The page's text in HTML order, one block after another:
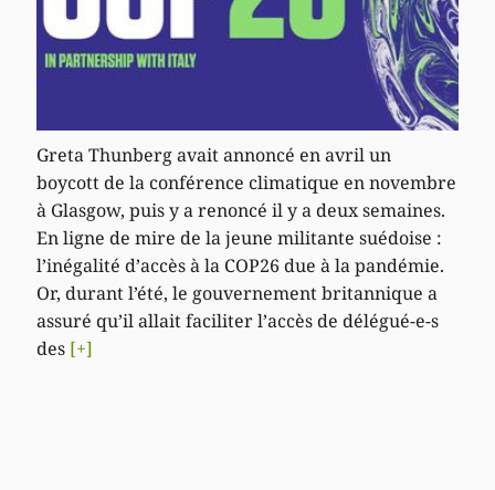
Greta Thunberg avait annoncé en avril un
boycott de la conférence climatique en novembre
à Glasgow, puis y a renoncé il y a deux semaines.
En ligne de mire de la jeune militante suédoise :
l’inégalité d’accès à la COP26 due à la pandémie.
Or, durant l’été, le gouvernement britannique a
assuré qu’il allait faciliter l’accès de délégué-e-s
des [+]